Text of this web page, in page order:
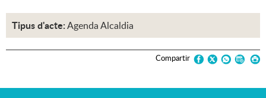
Tipus d'acte:Agenda Alcaldia
Compartir